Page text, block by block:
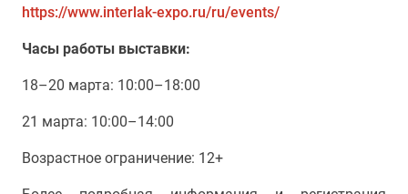
https://www.interlak-expo.ru/ru/events/
Часы работы выставки:
18–20 марта: 10:00–18:00
21 марта: 10:00–14:00
Возрастное ограничение: 12+